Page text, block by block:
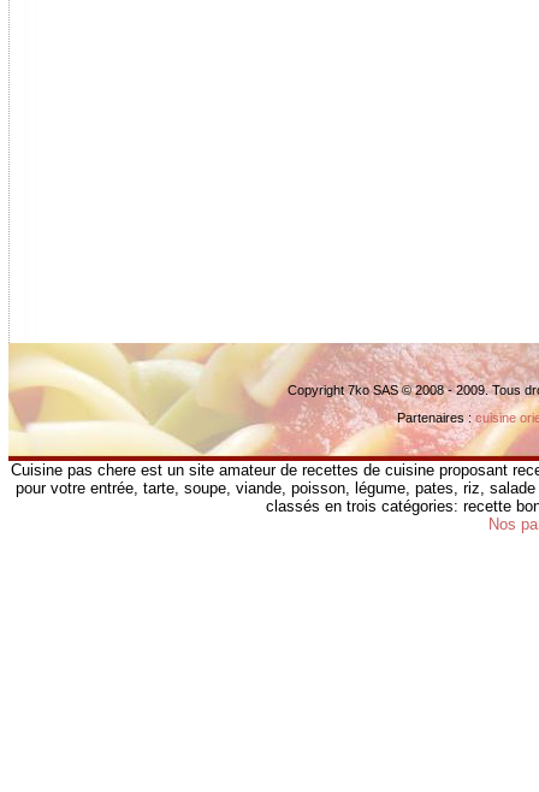
Copyright 7ko SAS © 2008 - 2009. Tous
Partenaires :cuisine
Cuisine pas chere est un site amateur de recettes de cuisine proposant
pour votre entrée, tarte, soupe, viande, poisson, légume, pates, riz,
classés en trois catégories: recette
Nos